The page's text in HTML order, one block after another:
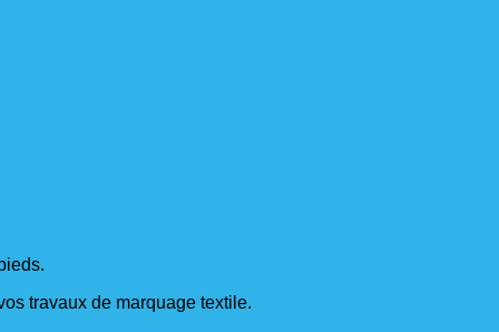
travaux de marquage textile.